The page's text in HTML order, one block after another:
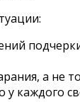
а не
у каждого